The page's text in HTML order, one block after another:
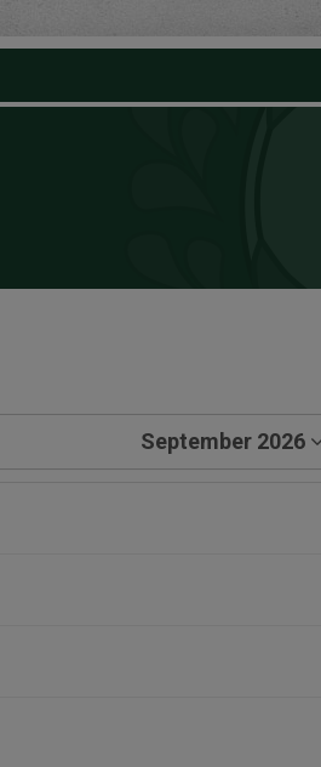
September 2026